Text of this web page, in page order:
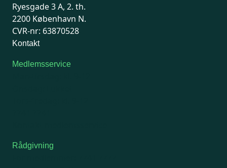
Ryesgade 3 A, 2. th.
2200 København N.
CVR-nr: 63870528
Kontakt
Medlemsservice
Rådgivning